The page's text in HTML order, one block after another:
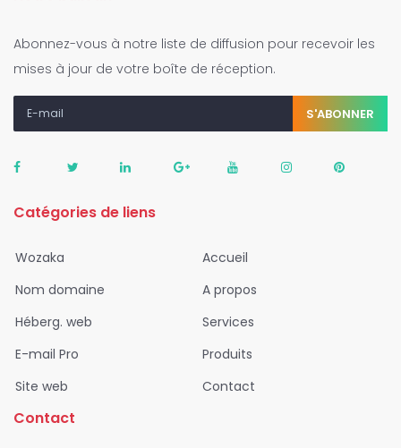
Abonnez-vous à notre liste de diffusion pour recevoir les
mises à jour de votre boîte de réception.
S'ABONNER
Catégories de liens
Wozaka
Accueil
Nom domaine
A propos
Héberg. web
Services
E-mail Pro
Produits
Site web
Contact
Contact